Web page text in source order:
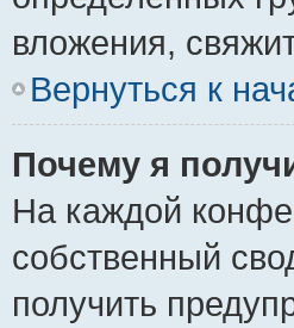
вложения,
Вернуться к
Почему я
На каждой
собственный
получить